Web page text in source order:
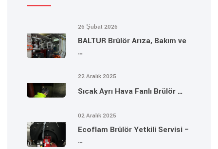
26 Şubat 2026
BALTUR Brülör Arıza, Bakım ve
…
22 Aralık 2025
Sıcak Ayrı Hava Fanlı Brülör …
02 Aralık 2025
Ecoflam Brülör Yetkili Servisi –
…